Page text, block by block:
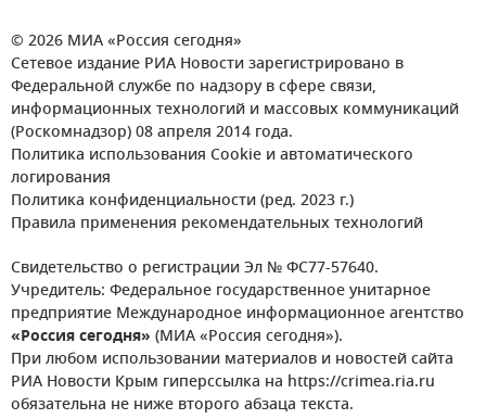
© 2026 МИА «Россия сегодня»
Сетевое издание РИА Новости зарегистрировано в
Федеральной службе по надзору в сфере связи,
информационных технологий и массовых коммуникаций
(Роскомнадзор) 08 апреля 2014 года.
Политика использования Cookie и автоматического
логирования
Политика конфиденциальности (ред. 2023 г.)
Правила применения рекомендательных технологий
Свидетельство о регистрации Эл № ФС77-57640.
Учредитель: Федеральное государственное унитарное
предприятие Международное информационное агентство
«Россия сегодня» (МИА «Россия сегодня»).
При любом использовании материалов и новостей сайта
РИА Новости Крым гиперссылка на https://crimea.ria.ru
обязательна не ниже второго абзаца текста.